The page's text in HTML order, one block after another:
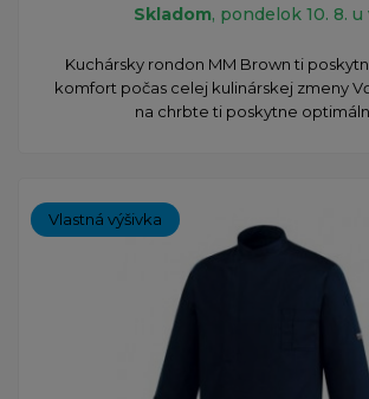
Skladom, pondelok 10. 8. u
​Kuchársky rondon MM Brown ti
komfort počas celej kulinárskej zmeny
na chrbte ti poskytne
Vlastná výšivka